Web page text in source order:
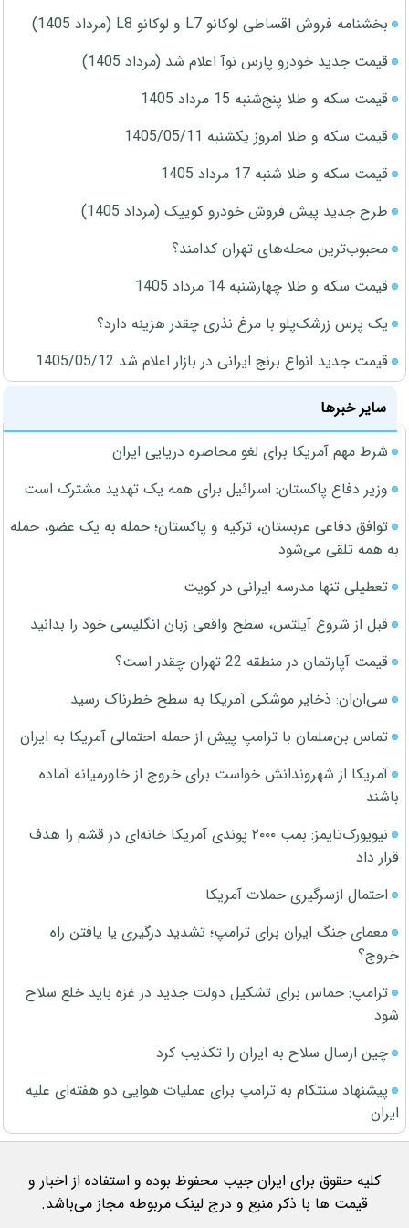
بخشنامه فروش اقساطی لوکانو L7 و لوکانو L8 (مرداد 1405)
قیمت جدید خودرو پارس نوآ اعلام شد (مرداد 1405)
قیمت سکه و طلا پنج‌شنبه 15 مرداد 1405
قیمت سکه و طلا امروز یکشنبه 1405/05/11
قیمت سکه و طلا شنبه 17 مرداد 1405
طرح جدید پیش فروش خودرو کوییک (مرداد 1405)
محبوب‌ترین محله‌های تهران کدامند؟
قیمت سکه و طلا چهارشنبه 14 مرداد 1405
یک پرس زرشک‌پلو با مرغ نذری چقدر هزینه دارد؟
قیمت جدید انواع برنج ایرانی در بازار اعلام شد 1405/05/12
سایر خبرها
شرط مهم آمریکا برای لغو محاصره دریایی ایران
وزیر دفاع پاکستان: اسرائیل برای همه یک تهدید مشترک است
توافق دفاعی عربستان، ترکیه و پاکستان؛ حمله به یک عضو، حمله
به همه تلقی می‌شود
تعطیلی تنها مدرسه ایرانی در کویت
قبل از شروع آیلتس، سطح واقعی زبان انگلیسی خود را بدانید
قیمت آپارتمان در منطقه 22 تهران چقدر است؟
سی‌ان‌ان: ذخایر موشکی آمریکا به سطح خطرناک رسید
تماس بن‌سلمان با ترامپ پیش از حمله احتمالی آمریکا به ایران
آمریکا از شهروندانش خواست برای خروج از خاورمیانه آماده
باشند
نیویورک‌تایمز: بمب ۲۰۰۰ پوندی آمریکا خانه‌ای در قشم را هدف
قرار داد
احتمال ازسرگیری حملات آمریکا
معمای جنگ ایران برای ترامپ؛ تشدید درگیری یا یافتن راه
خروج؟
ترامپ: حماس برای تشکیل دولت جدید در غزه باید خلع سلاح
شود
چین ارسال سلاح به ایران را تکذیب کرد
پیشنهاد سنتکام به ترامپ برای عملیات هوایی دو هفته‌ای علیه
ایران
کلیه حقوق برای ایران جیب محفوظ بوده و استفاده از اخبار و
قیمت ها با ذکر منبع و درج لینک مربوطه مجاز می‌باشد.